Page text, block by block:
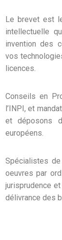
Le brevet est
intellectuelle
invention des
vos
licences.
Conseils en
l’INPI, et
et déposons
européens.
Spécialistes
oeuvres par
jurisprudence
délivrance des